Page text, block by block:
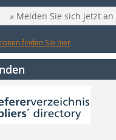
» Melden Sie sich jetzt an
finden Sie hier